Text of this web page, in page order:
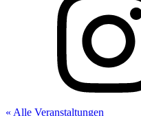
« Alle Veranstaltungen